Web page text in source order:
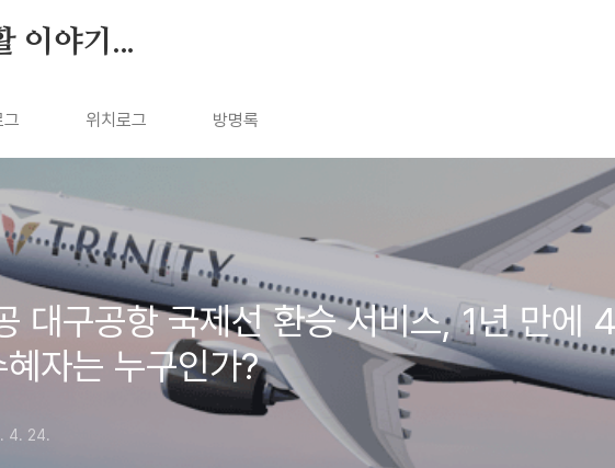
이야기...
그 위치로그 방명록
대구공항 국제선 환승 서비스, 1년 만에
자는 누구인가?
4. 24.